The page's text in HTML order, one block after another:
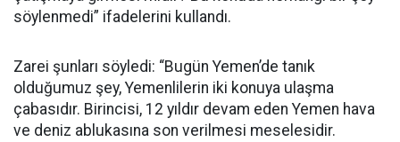
söylenmedi” ifadelerini kullandı.
Zarei şunları söyledi: “Bugün Yemen’de tanık
olduğumuz şey, Yemenlilerin iki konuya ulaşma
çabasıdır. Birincisi, 12 yıldır devam eden Yemen hava
ve deniz ablukasına son verilmesi meselesidir.